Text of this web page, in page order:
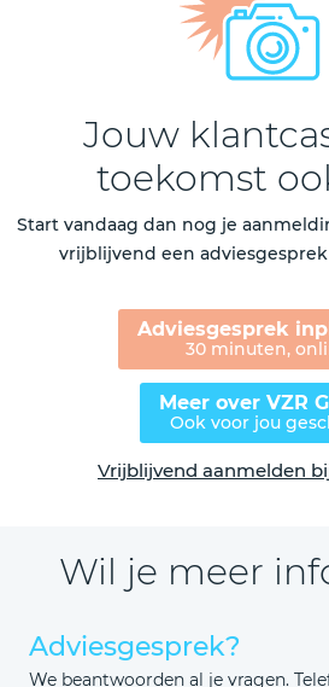
Jouw
toekomst
Start vandaag dan nog je
vrijblijvend een
Adviesgesprek
30 minuten,
Meer over VZR
Ook voor jou
Vrijblijvend aanmelden
Wil je meer
Adviesgesprek?
We beantwoorden al je vragen.